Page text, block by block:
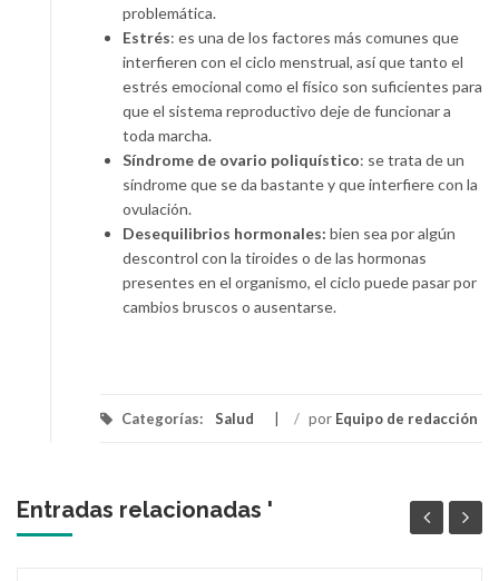
problemática.
Estrés: es una de los factores más comunes que
interfieren con el ciclo menstrual, así que tanto el
estrés emocional como el físico son suficientes para
que el sistema reproductivo deje de funcionar a
toda marcha.
Síndrome de ovario poliquístico: se trata de un
síndrome que se da bastante y que interfiere con la
ovulación.
Desequilibrios hormonales: bien sea por algún
descontrol con la tiroides o de las hormonas
presentes en el organismo, el ciclo puede pasar por
cambios bruscos o ausentarse.
Categorías: Salud / por Equipo de redacción
Entradas relacionadas '